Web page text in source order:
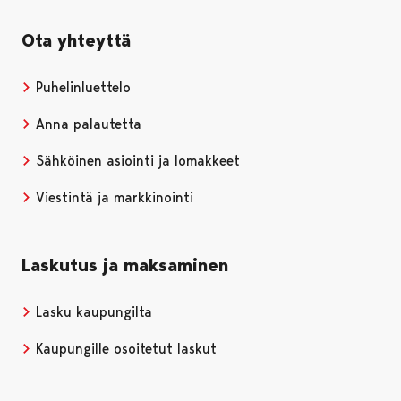
Ota yhteyttä
Puhelinluettelo
Anna palautetta
Sähköinen asiointi ja lomakkeet
Viestintä ja markkinointi
Laskutus ja maksaminen
Lasku kaupungilta
Kaupungille osoitetut laskut